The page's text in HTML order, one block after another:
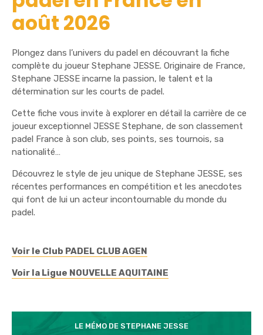
août 2026
Plongez dans l’univers du padel en découvrant la fiche
complète du joueur Stephane JESSE. Originaire de France,
Stephane JESSE incarne la passion, le talent et la
détermination sur les courts de padel.
Cette fiche vous invite à explorer en détail la carrière de ce
joueur exceptionnel JESSE Stephane, de son classement
padel France à son club, ses points, ses tournois, sa
nationalité…
Découvrez le style de jeu unique de Stephane JESSE, ses
récentes performances en compétition et les anecdotes
qui font de lui un acteur incontournable du monde du
padel.
Voir le Club PADEL CLUB AGEN
Voir la Ligue NOUVELLE AQUITAINE
LE MÉMO DE STEPHANE JESSE